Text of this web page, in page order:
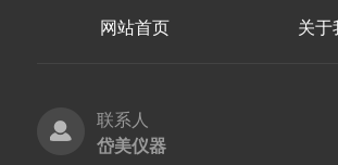
网站首页 关于
联系人
岱美仪器